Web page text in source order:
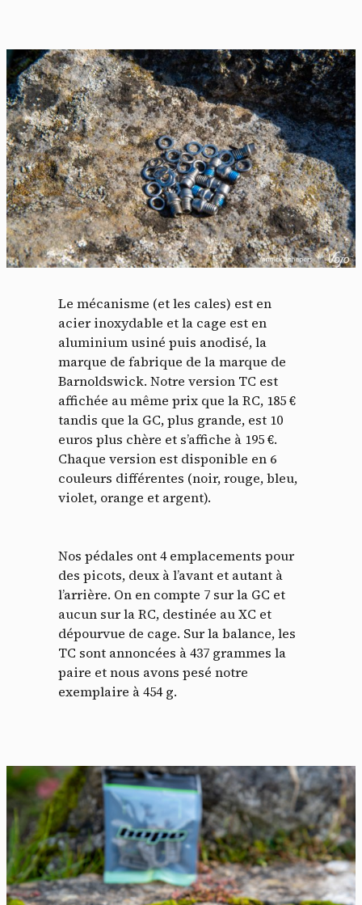
Le mécanisme (et les cales) est en
acier inoxydable et la cage est en
aluminium usiné puis anodisé, la
marque de fabrique de la marque de
Barnoldswick. Notre version TC est
affichée au même prix que la RC, 185 €
tandis que la GC, plus grande, est 10
euros plus chère et s’affiche à 195 €.
Chaque version est disponible en 6
couleurs différentes (noir, rouge, bleu,
violet, orange et argent).
Nos pédales ont 4 emplacements pour
des picots, deux à l’avant et autant à
l’arrière. On en compte 7 sur la GC et
aucun sur la RC, destinée au XC et
dépourvue de cage. Sur la balance, les
TC sont annoncées à 437 grammes la
paire et nous avons pesé notre
exemplaire à 454 g.